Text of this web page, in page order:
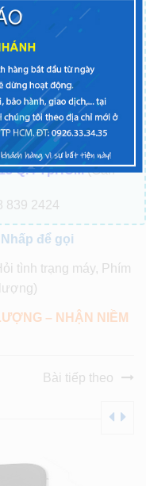
Q.10, Tp.HCM(cạnh
)
Tây Q. Thủ Đức
2424 )
vấp TPHCM
2424)
Q.4 TpHCM(Gần
839 2424
Nhấp để gọi
tình trạng máy, Phím
– NHẬN NIỀM
Bài tiếp theo